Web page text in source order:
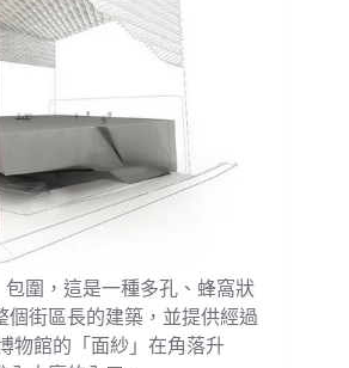
包圍，這是一種多孔、蜂窩狀
個街區長的建築，並提供經過
物館的「面紗」在角落升